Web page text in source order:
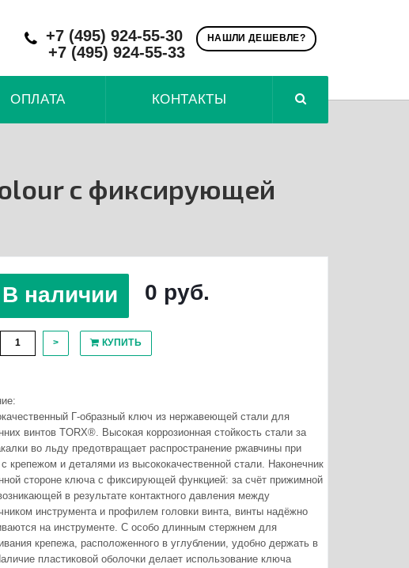
НАШЛИ ДЕШЕВЛЕ?
+7 (495) 924-55-30
+7 (495) 924-55-33
ОПЛАТА КОНТАКТЫ
с фиксирующей
В наличии 0 руб.
> КУПИТЬ
Г-образный ключ из нержавеющей стали для
винтов TORX®. Высокая коррозионная стойкость стали за
во льду предотвращает распространение ржавчины при
с крепежом и деталями из высококачественной стали. Наконечник
стороне ключа с фиксирующей функцией: за счёт прижимной
в результате контактного давления между
инструмента и профилем головки винта, винты надёжно
на инструменте. С особо длинным стержнем для
крепежа, расположенного в углублении, удобно держать в
пластиковой оболочки делает использование ключа